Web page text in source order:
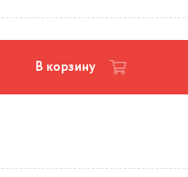
В корзину